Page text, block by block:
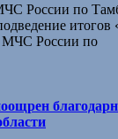
России по
МЧС России по